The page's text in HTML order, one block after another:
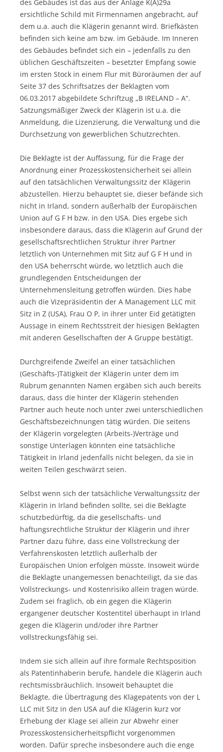
des Gebäudes ist das aus der Anlage K(A)29a
ersichtliche Schild mit Firmennamen angebracht, auf
dem u.a. auch die Klägerin genannt wird. Briefkästen
befinden sich keine am bzw. im Gebäude. Im Inneren
des Gebäudes befindet sich ein – jedenfalls zu den
üblichen Geschäftszeiten – besetzter Empfang sowie
im ersten Stock in einem Flur mit Büroräumen der auf
Seite 37 des Schriftsatzes der Beklagten vom
06.03.2017 abgebildete Schriftzug „B IRELAND – A“.
Satzungsmäßiger Zweck der Klägerin ist u.a. die
Anmeldung, die Lizenzierung, die Verwaltung und die
Durchsetzung von gewerblichen Schutzrechten.
Die Beklagte ist der Auffassung, für die Frage der
Anordnung einer Prozesskostensicherheit sei allein
auf den tatsächlichen Verwaltungssitz der Klägerin
abzustellen. Hierzu behauptet sie, dieser befände sich
nicht in Irland, sondern außerhalb der Europäischen
Union auf G F H bzw. in den USA. Dies ergebe sich
insbesondere daraus, dass die Klägerin auf Grund der
gesellschaftsrechtlichen Struktur ihrer Partner
letztlich von Unternehmen mit Sitz auf G F H und in
den USA beherrscht würde, wo letztlich auch die
grundlegenden Entscheidungen der
Unternehmensleitung getroffen würden. Dies habe
auch die Vizepräsidentin der A Management LLC mit
Sitz in Z (USA), Frau O P, in ihrer unter Eid getätigten
Aussage in einem Rechtsstreit der hiesigen Beklagten
mit anderen Gesellschaften der A Gruppe bestätigt.
Durchgreifende Zweifel an einer tatsächlichen
(Geschäfts-)Tätigkeit der Klägerin unter dem im
Rubrum genannten Namen ergäben sich auch bereits
daraus, dass die hinter der Klägerin stehenden
Partner auch heute noch unter zwei unterschiedlichen
Geschäftsbezeichnungen tätig würden. Die seitens
der Klägerin vorgelegten (Arbeits-)Verträge und
sonstige Unterlagen könnten eine tatsächliche
Tätigkeit in Irland jedenfalls nicht belegen, da sie in
weiten Teilen geschwärzt seien.
Selbst wenn sich der tatsächliche Verwaltungssitz der
Klägerin in Irland befinden sollte, sei die Beklagte
schutzbedürftig, da die gesellschafts- und
haftungsrechtliche Struktur der Klägerin und ihrer
Partner dazu führe, dass eine Vollstreckung der
Verfahrenskosten letztlich außerhalb der
Europäischen Union erfolgen müsste. Insoweit würde
die Beklagte unangemessen benachteiligt, da sie das
Vollstreckungs- und Kostenrisiko allein tragen würde.
Zudem sei fraglich, ob ein gegen die Klägerin
ergangener deutscher Kostentitel überhaupt in Irland
gegen die Klägerin und/oder ihre Partner
vollstreckungsfähig sei.
Indem sie sich allein auf ihre formale Rechtsposition
als Patentinhaberin berufe, handele die Klägerin auch
rechtsmissbräuchlich. Insoweit behauptet die
Beklagte, die Übertragung des Klagepatents von der L
LLC mit Sitz in den USA auf die Klägerin kurz vor
Erhebung der Klage sei allein zur Abwehr einer
Prozesskostensicherheitspflicht vorgenommen
worden. Dafür spreche insbesondere auch die enge